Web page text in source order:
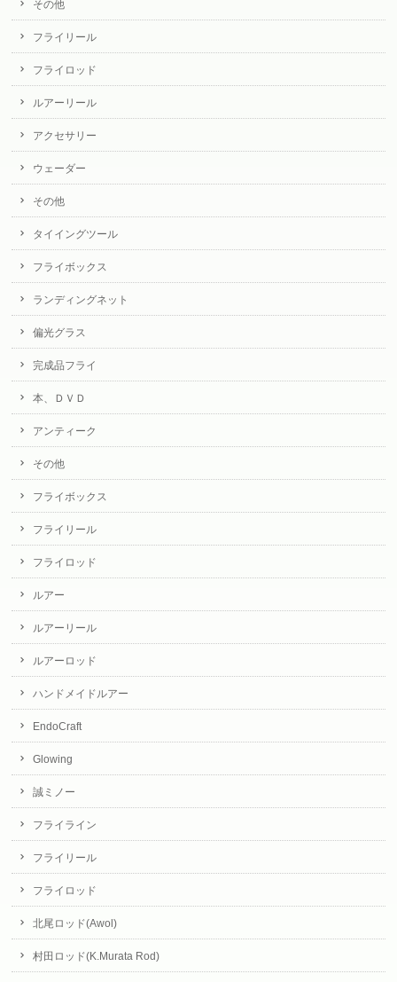
その他
フライリール
フライロッド
ルアーリール
アクセサリー
ウェーダー
その他
タイイングツール
フライボックス
ランディングネット
偏光グラス
完成品フライ
本、ＤＶＤ
アンティーク
その他
フライボックス
フライリール
フライロッド
ルアー
ルアーリール
ルアーロッド
ハンドメイドルアー
EndoCraft
Glowing
誠ミノー
フライライン
フライリール
フライロッド
北尾ロッド(Awol)
村田ロッド(K.Murata Rod)